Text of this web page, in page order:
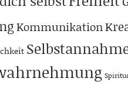
Kommunikation